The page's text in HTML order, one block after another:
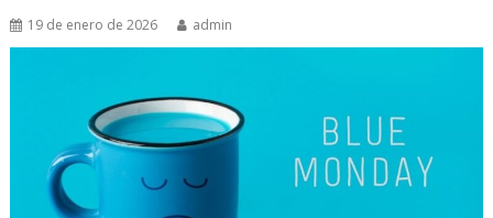
19 de enero de 2026 admin